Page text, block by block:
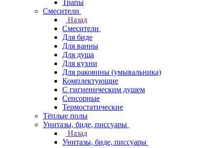
Трапы
Смесители
Назад
Смесители
Для биде
Для ванны
Для душа
Для кухни
Для раковины (умывальника)
Комплектующие
С гигиеническим душем
Сенсорные
Термостатические
Тёплые полы
Унитазы, биде, писсуары
Назад
Унитазы, биде, писсуары